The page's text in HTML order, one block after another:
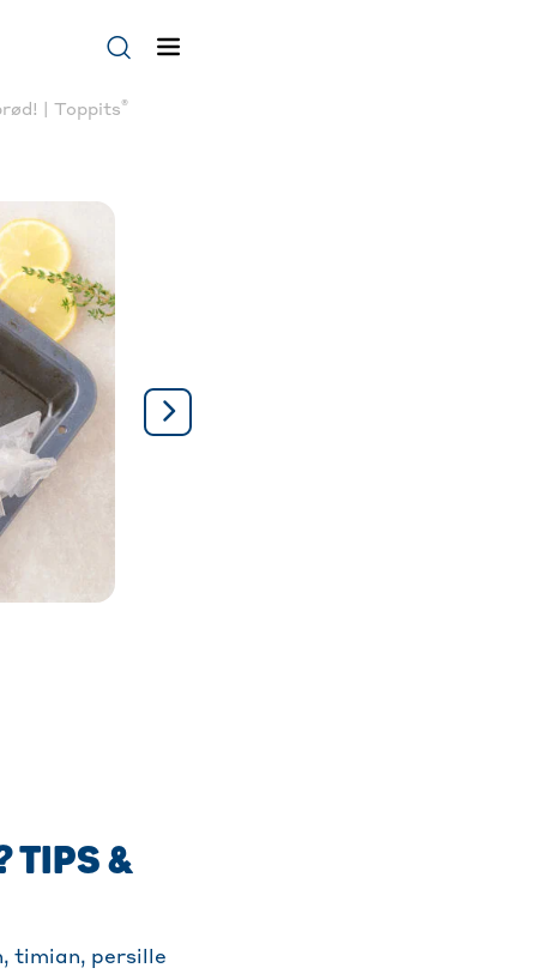
| Toppits®
TIPS &
timian, persille